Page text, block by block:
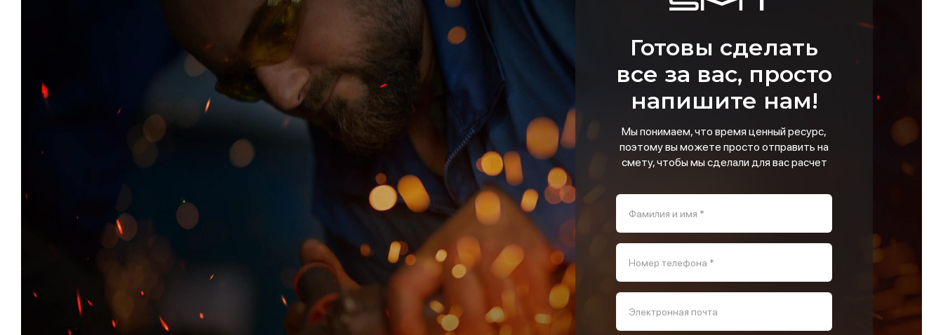
Готовы сделать
все за вас, просто
напишите нам!
Мы понимаем, что время ценный ресурс,
поэтому вы можете просто отправить на
смету, чтобы мы сделали для вас расчет
Фамилия и имя *
Номер телефона *
Электронная почта